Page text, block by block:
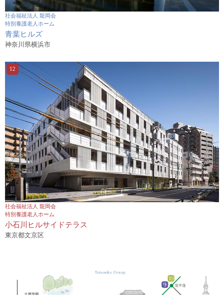
社会福祉法人 龍岡会
特別養護老人ホーム
青葉ヒルズ
神奈川県横浜市
社会福祉法人 龍岡会
特別養護老人ホーム
小石川ヒルサイドテラス
東京都文京区